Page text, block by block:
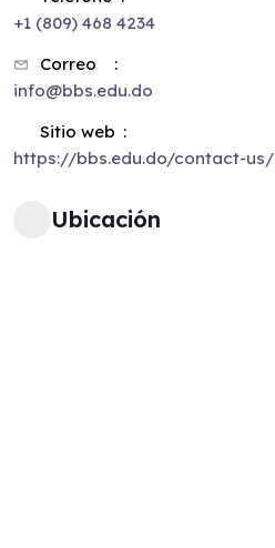
+1 (809) 468 4234
Correo
info@bbs.edu.do
Sitio web
https://bbs.edu.do/contact-us/
Ubicación